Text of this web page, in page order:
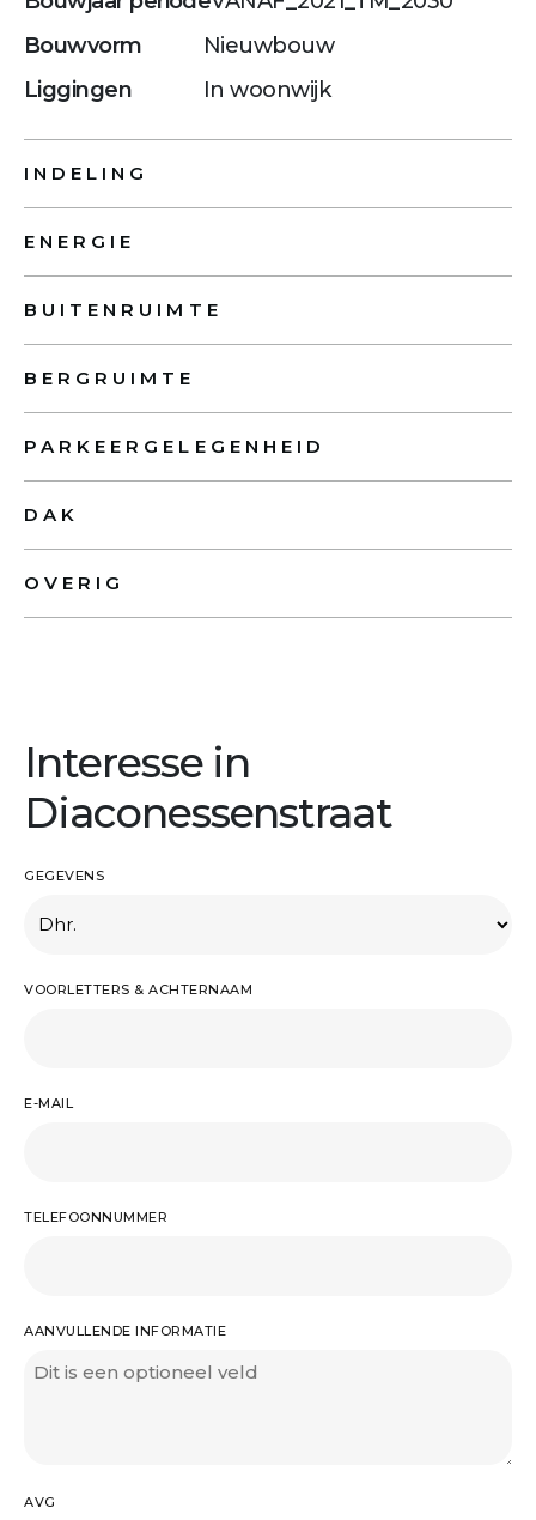
Bouwvorm
Nieuwbouw
Liggingen
In woonwijk
INDELING
ENERGIE
BUITENRUIMTE
BERGRUIMTE
PARKEERGELEGENHEID
DAK
OVERIG
Interesse in
Diaconessenstraat
GEGEVENS
VOORLETTERS & ACHTERNAAM
E-MAIL
TELEFOONNUMMER
AANVULLENDE INFORMATIE
AVG